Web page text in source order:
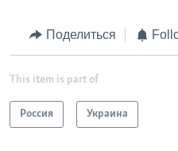
Поделиться
This item is part of
Россия Украина